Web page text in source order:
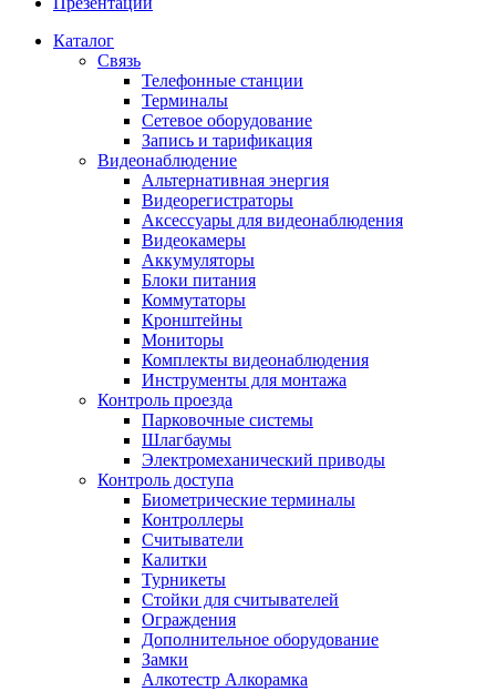
Каталог
Связь
Телефонные станции
Терминалы
Сетевое оборудование
Запись и тарификация
Видеонаблюдение
Альтернативная энергия
Видеорегистраторы
Аксессуары для видеонаблюдения
Видеокамеры
Аккумуляторы
Блоки питания
Коммутаторы
Кронштейны
Мониторы
Комплекты видеонаблюдения
Инструменты для монтажа
Контроль проезда
Парковочные системы
Шлагбаумы
Электромеханический приводы
Контроль доступа
Биометрические терминалы
Контроллеры
Считыватели
Калитки
Турникеты
Стойки для считывателей
Ограждения
Дополнительное оборудование
Замки
Алкотестр Алкорамка